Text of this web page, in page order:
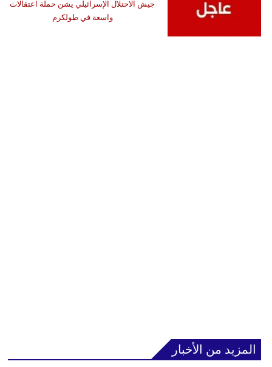
جيش الاحتلال الإسرائيلي يشن حملة اعتقالات
واسعة في طولكرم
المزيد من الأخبار